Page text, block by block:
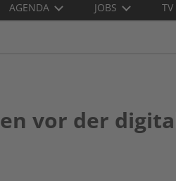
AGENDA JOBS TV
vor der